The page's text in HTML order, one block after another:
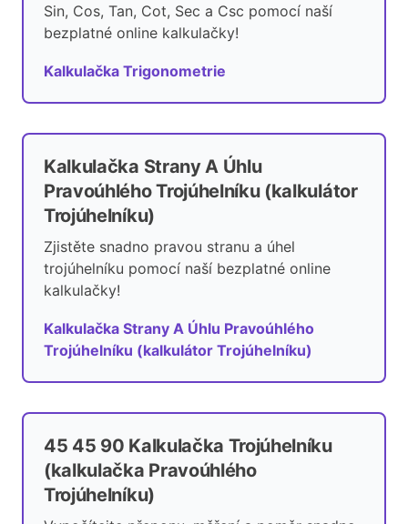
Sin, Cos, Tan, Cot, Sec a Csc pomocí naší
bezplatné online kalkulačky!
Kalkulačka Trigonometrie
Kalkulačka Strany A Úhlu
Pravoúhlého Trojúhelníku (kalkulátor
Trojúhelníku)
Zjistěte snadno pravou stranu a úhel
trojúhelníku pomocí naší bezplatné online
kalkulačky!
Kalkulačka Strany A Úhlu Pravoúhlého
Trojúhelníku (kalkulátor Trojúhelníku)
45 45 90 Kalkulačka Trojúhelníku
(kalkulačka Pravoúhlého
Trojúhelníku)